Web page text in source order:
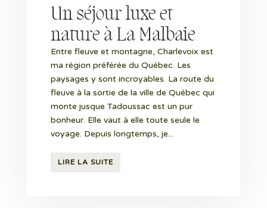
Un séjour luxe et
nature à La Malbaie
Entre fleuve et montagne, Charlevoix est
ma région préférée du Québec. Les
paysages y sont incroyables. La route du
fleuve à la sortie de la ville de Québec qui
monte jusque Tadoussac est un pur
bonheur. Elle vaut à elle toute seule le
voyage. Depuis longtemps, je...
LIRE LA SUITE